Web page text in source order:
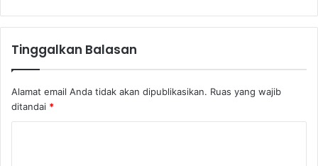
Tinggalkan Balasan
Alamat email Anda tidak akan dipublikasikan. Ruas yang wajib
ditandai *